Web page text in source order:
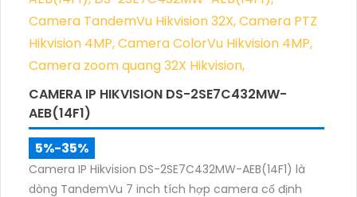
CAMERA IP HIKVISION DS-2SE7C432MW-
AEB(14F1)
5%-35%
Camera IP Hikvision DS-2SE7C432MW-AEB(14F1) là
dòng TandemVu 7 inch tích hợp camera cố định